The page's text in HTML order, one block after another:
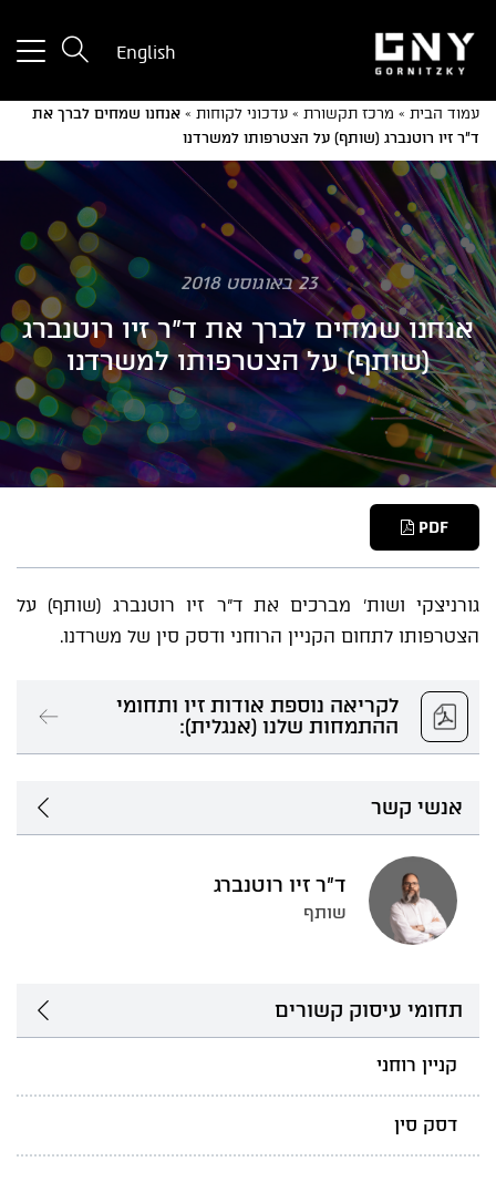
English
עמוד הבית » מרכז תקשורת » עדכוני לקוחות » אנחנו שמחים לברך את
ד"ר זיו רוטנברג (שותף) על הצטרפותו למשרדנו
23 באוגוסט 2018
אנחנו שמחים לברך את ד"ר זיו רוטנברג
(שותף) על הצטרפותו למשרדנו
PDF
גורניצקי ושות' מברכים את ד"ר זיו רוטנברג (שותף) על
הצטרפותו לתחום הקניין הרוחני ודסק סין של משרדנו.
לקריאה נוספת אודות זיו ותחומי
ההתמחות שלנו (אנגלית):
אנשי קשר
ד"ר זיו רוטנברג
שותף
תחומי עיסוק קשורים
קניין רוחני
דסק סין